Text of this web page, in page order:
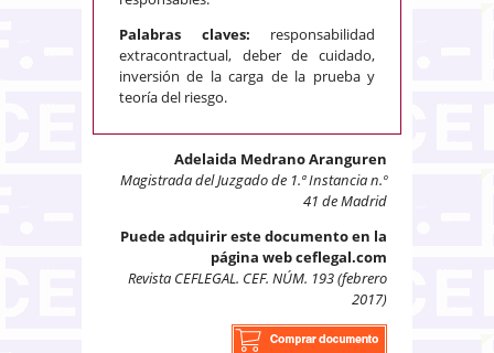
Palabras claves: responsabilidad
extracontractual, deber de cuidado,
inversión de la carga de la prueba y
teoría del riesgo.
Adelaida Medrano Aranguren
Magistrada del Juzgado de 1.ª Instancia n.º
41 de Madrid
Puede adquirir este documento en la
página web ceflegal.com
Revista CEFLEGAL. CEF. NÚM. 193 (febrero
2017)